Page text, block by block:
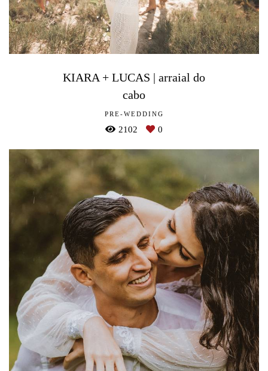
KIARA + LUCAS | arraial do
cabo
PRE-WEDDING
2102 0